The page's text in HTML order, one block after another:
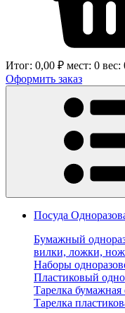
Итог: 0,00 ₽ мест: 0 вес:
Оформить заказ
Посуда
Бумажный
вилки, ложки,
Наборы
Пластиковый
Тарелка бумажная
Тарелка